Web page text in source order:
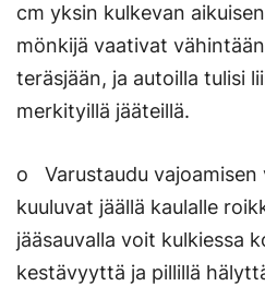
välilehteen.) uuteen
cm yksin kulkevan
mönkijä vaativat
teräsjään, ja autoilla tulisi
merkityillä jääteillä.
o Varustaudu vajoamisen
kuuluvat jäällä kaulalle
jääsauvalla voit kulkiessa
kestävyyttä ja pillillä